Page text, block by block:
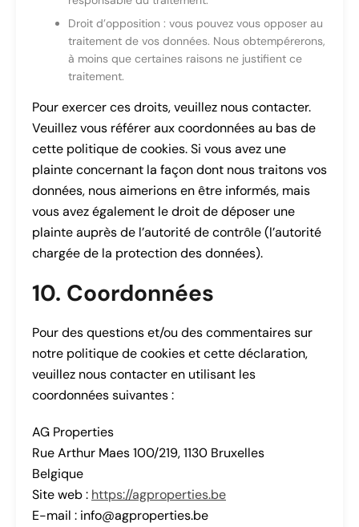
Droit d’opposition : vous pouvez vous opposer au
traitement de vos données. Nous obtempérerons,
à moins que certaines raisons ne justifient ce
traitement.
Pour exercer ces droits, veuillez nous contacter.
Veuillez vous référer aux coordonnées au bas de
cette politique de cookies. Si vous avez une
plainte concernant la façon dont nous traitons vos
données, nous aimerions en être informés, mais
vous avez également le droit de déposer une
plainte auprès de l’autorité de contrôle (l’autorité
chargée de la protection des données).
10. Coordonnées
Pour des questions et/ou des commentaires sur
notre politique de cookies et cette déclaration,
veuillez nous contacter en utilisant les
coordonnées suivantes :
AG Properties
Rue Arthur Maes 100/219, 1130 Bruxelles
Belgique
Site web : https://agproperties.be
E-mail : info@agproperties.be